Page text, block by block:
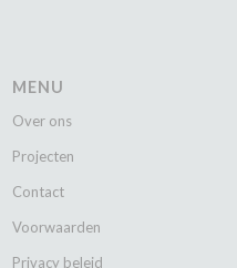
MENU
Over ons
Projecten
Contact
Voorwaarden
Privacy beleid